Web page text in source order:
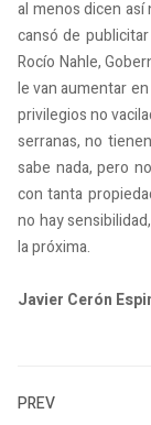
al menos dicen
cansó de publicitar
Rocío Nahle,
le van aumentar
privilegios no
serranas, no
sabe nada, pero
con tanta
no hay
la próxima.
Javier Cerón
PREV